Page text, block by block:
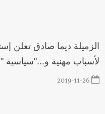
لأسباب مهنية و..."سياسية
2019-11-26